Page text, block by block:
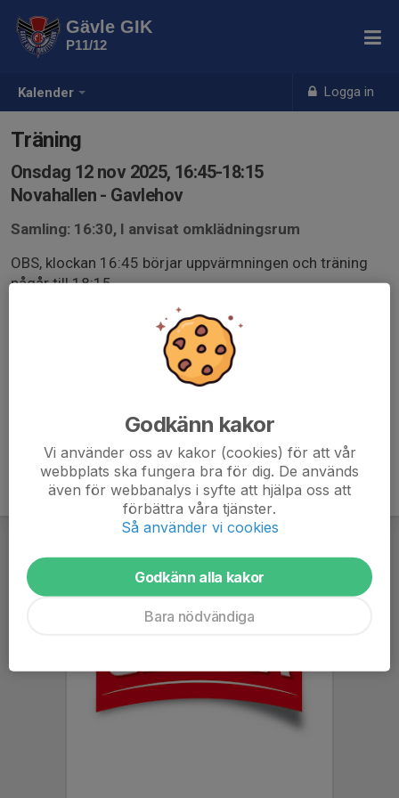
Kalender Logga in
Gävle GIK
P11/12
Träning
Onsdag 12 nov 2025, 16:45-18:15
Novahallen - Gavlehov
Samling: 16:30, I anvisat omklädningsrum
OBS, klockan 16:45 börjar uppvärmningen och träning
pågår till 18:15.
Samling 16:30 för att grabbarna ska hinna byta om och
Godkänn kakor
Vi använder oss av kakor (cookies) för att vår
webbplats ska fungera bra för dig. De används
även för webbanalys i syfte att hjälpa oss att
förbättra våra tjänster.
Så använder vi cookies
Godkänn alla kakor
Bara nödvändiga